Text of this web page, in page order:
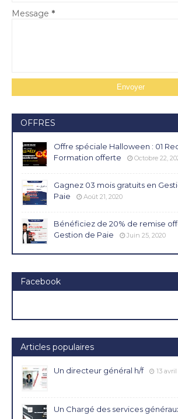
Message *
OFFRES
Offre spéciale Halloween : 01
Formation offerte
Octobre 22,
Gagnez 03 mois gratuits en
Paie
Août 21, 2020
Bénéficiez de 20% de remise
Gestion de Paie
Juin 25, 2020
Facebook
Articles populaires
Un directeur général h/f 13 avril
Un Chargé des services